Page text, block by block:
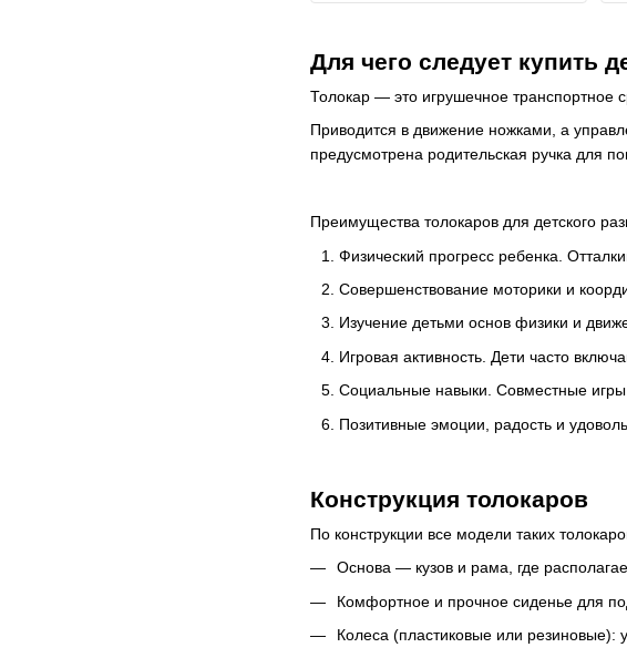
Для чего следует купить
Толокар — это игрушечное транспортное
Приводится в движение ножками, а
предусмотрена родительская ручка для
Преимущества толокаров для детского
Физический прогресс ребенка.
Совершенствование моторики и
Изучение детьми основ физики и
Игровая активность. Дети часто
Социальные навыки. Совместные
Позитивные эмоции, радость и
Конструкция толокаров
По конструкции все модели таких
Основа — кузов и рама, где
Комфортное и прочное сиденье для
Колеса (пластиковые или резиновые):